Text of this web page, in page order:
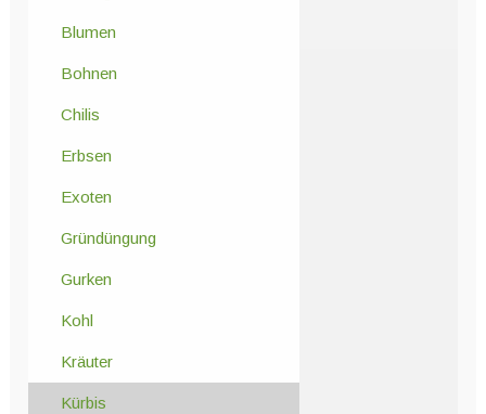
Blumen
Bohnen
Chilis
Erbsen
Exoten
Gründüngung
Gurken
Kohl
Kräuter
Kürbis